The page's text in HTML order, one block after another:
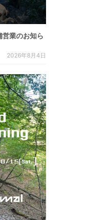
業のお知ら
2026年8月4日